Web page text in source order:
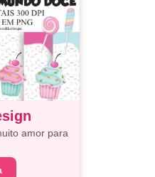
amor para